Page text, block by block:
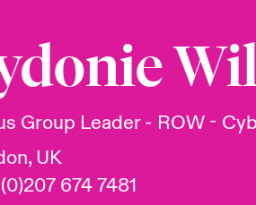
Mit uns
Spotlight:
Group Leader - ROW -
UK
674 7481